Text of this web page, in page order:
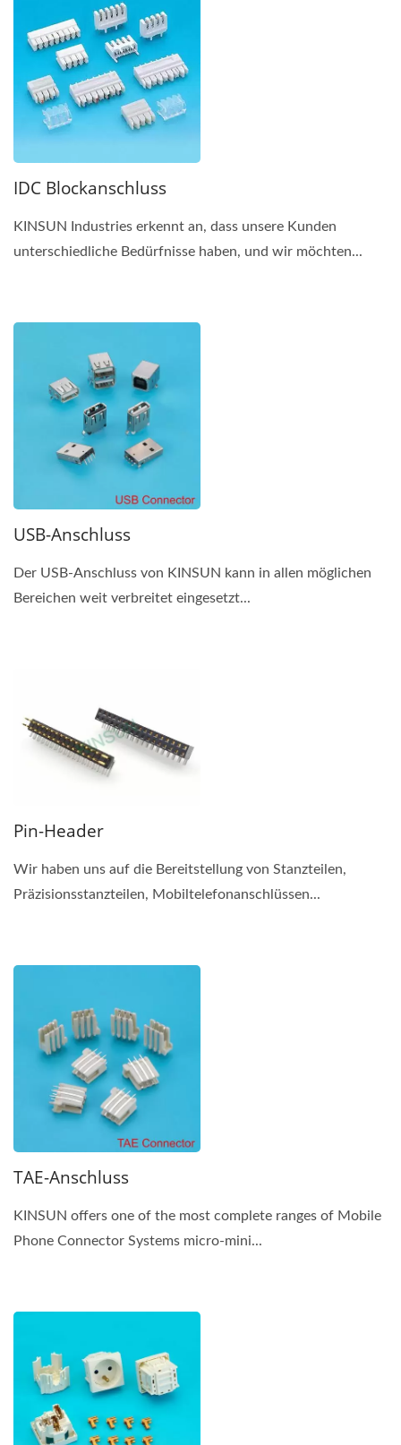
IDC Blockanschluss
KINSUN Industries erkennt an, dass unsere Kunden
unterschiedliche Bedürfnisse haben, und wir möchten...
USB-Anschluss
Der USB-Anschluss von KINSUN kann in allen möglichen
Bereichen weit verbreitet eingesetzt...
Pin-Header
Wir haben uns auf die Bereitstellung von Stanzteilen,
Präzisionsstanzteilen, Mobiltelefonanschlüssen...
TAE-Anschluss
KINSUN offers one of the most complete ranges of Mobile
Phone Connector Systems micro-mini...